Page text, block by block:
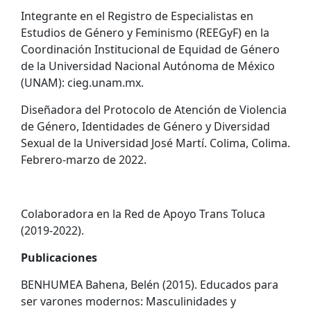
Integrante en el Registro de Especialistas en
Estudios de Género y Feminismo (REEGyF) en la
Coordinación Institucional de Equidad de Género
de la Universidad Nacional Autónoma de México
(UNAM): cieg.unam.mx.
Diseñadora del Protocolo de Atención de Violencia
de Género, Identidades de Género y Diversidad
Sexual de la Universidad José Martí. Colima, Colima.
Febrero-marzo de 2022.
Colaboradora en la Red de Apoyo Trans Toluca
(2019-2022).
Publicaciones
BENHUMEA Bahena, Belén (2015). Educados para
ser varones modernos: Masculinidades y